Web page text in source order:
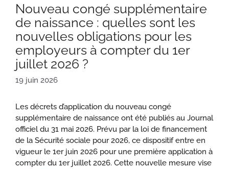
Nouveau congé supplémentaire
de naissance : quelles sont les
nouvelles obligations pour les
employeurs à compter du 1er
juillet 2026 ?
19 juin 2026
Les décrets d’application du nouveau congé
supplémentaire de naissance ont été publiés au Journal
officiel du 31 mai 2026. Prévu par la loi de financement
de la Sécurité sociale pour 2026, ce dispositif entre en
vigueur le 1er juin 2026 pour une première application à
compter du 1er juillet 2026. Cette nouvelle mesure vise